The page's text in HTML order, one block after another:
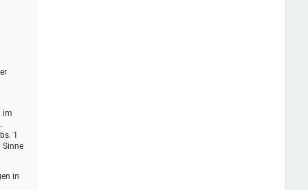
im
1
Sinne
in